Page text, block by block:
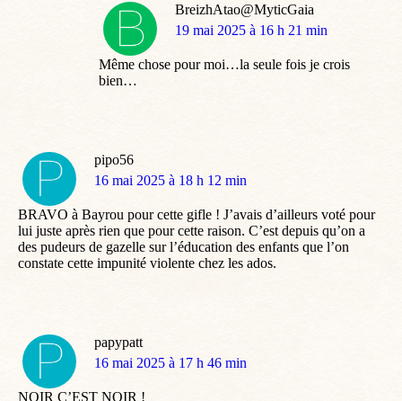
BreizhAtao@MyticGaia
dit
19 mai 2025 à 16 h 21 min
Même chose pour moi…la seule fois je crois
bien…
pipo56
dit
16 mai 2025 à 18 h 12 min
BRAVO à Bayrou pour cette gifle ! J’avais d’ailleurs voté pour
lui juste après rien que pour cette raison. C’est depuis qu’on a
des pudeurs de gazelle sur l’éducation des enfants que l’on
constate cette impunité violente chez les ados.
papypatt
dit
16 mai 2025 à 17 h 46 min
NOIR C’EST NOIR !